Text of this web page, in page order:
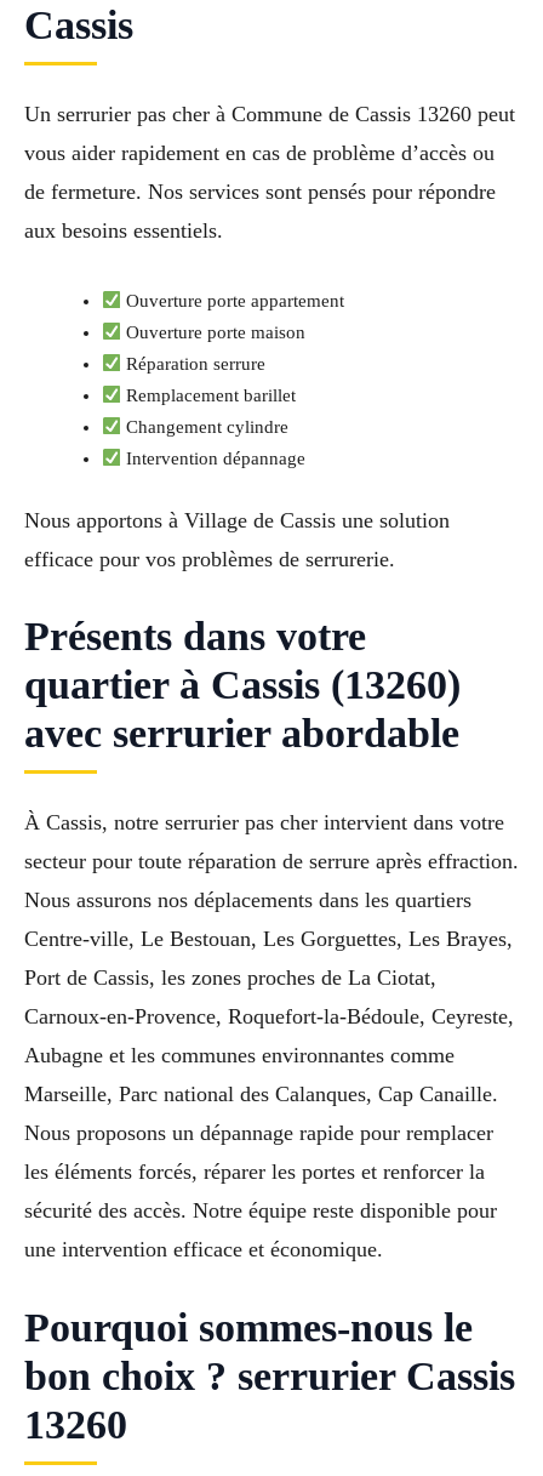
Cassis
Un serrurier pas cher à Commune de Cassis 13260 peut
vous aider rapidement en cas de problème d’accès ou
de fermeture. Nos services sont pensés pour répondre
aux besoins essentiels.
Ouverture porte appartement
Ouverture porte maison
Réparation serrure
Remplacement barillet
Changement cylindre
Intervention dépannage
Nous apportons à Village de Cassis une solution
efficace pour vos problèmes de serrurerie.
Présents dans votre
quartier à Cassis (13260)
avec serrurier abordable
À Cassis, notre serrurier pas cher intervient dans votre
secteur pour toute réparation de serrure après effraction.
Nous assurons nos déplacements dans les quartiers
Centre-ville, Le Bestouan, Les Gorguettes, Les Brayes,
Port de Cassis, les zones proches de La Ciotat,
Carnoux-en-Provence, Roquefort-la-Bédoule, Ceyreste,
Aubagne et les communes environnantes comme
Marseille, Parc national des Calanques, Cap Canaille.
Nous proposons un dépannage rapide pour remplacer
les éléments forcés, réparer les portes et renforcer la
sécurité des accès. Notre équipe reste disponible pour
une intervention efficace et économique.
Pourquoi sommes-nous le
bon choix ? serrurier Cassis
13260